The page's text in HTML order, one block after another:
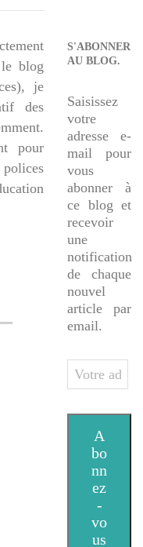
blog
je
des
pour
S'ABONNER
AU BLOG.
Saisissez
votre
adresse e-
mail pour
vous
abonner à
ce blog et
recevoir
une
notification
de chaque
nouvel
article par
email.
Votre
adresse
A
bo
nn
ez
-
vo
us